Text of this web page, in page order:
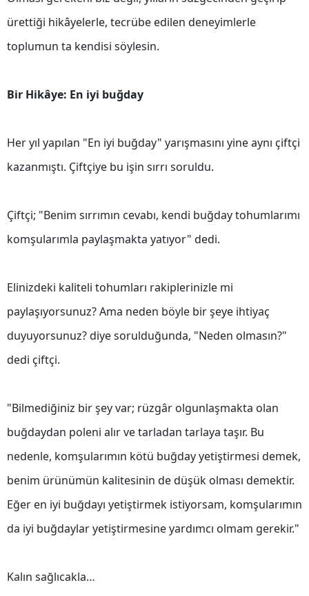
Samsun
Tokat
Tunceli
Şanlıurfa
Van
Yozgat
Bayburt
Kırıkkale
Batman
Şırnak
ürettiği hikâyelerle, tecrübe edilen deneyimlerle
toplumun ta kendisi söylesin.
Bir Hikâye: En iyi buğday
Her yıl yapılan "En iyi buğday" yarışmasını yine aynı çiftçi
kazanmıştı. Çiftçiye bu işin sırrı soruldu.
Çiftçi; "Benim sırrımın cevabı, kendi buğday tohumlarımı
komşularımla paylaşmakta yatıyor" dedi.
Elinizdeki kaliteli tohumları rakiplerinizle mi
paylaşıyorsunuz? Ama neden böyle bir şeye ihtiyaç
duyuyorsunuz? diye sorulduğunda, "Neden olmasın?"
dedi çiftçi.
"Bilmediğiniz bir şey var; rüzgâr olgunlaşmakta olan
buğdaydan poleni alır ve tarladan tarlaya taşır. Bu
nedenle, komşularımın kötü buğday yetiştirmesi demek,
benim ürünümün kalitesinin de düşük olması demektir.
Eğer en iyi buğdayı yetiştirmek istiyorsam, komşularımın
da iyi buğdaylar yetiştirmesine yardımcı olmam gerekir."
Kalın sağlıcakla…